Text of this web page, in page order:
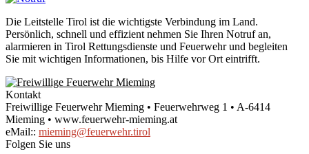
Die Leitstelle Tirol ist die wichtigste Verbindung im Land.
Persönlich, schnell und effizient nehmen Sie Ihren Notruf an,
alarmieren in Tirol Rettungsdienste und Feuerwehr und begleiten
Sie mit wichtigen Informationen, bis Hilfe vor Ort eintrifft.
Kontakt
Freiwillige Feuerwehr Mieming • Feuerwehrweg 1 • A-6414
Mieming • www.feuerwehr-mieming.at
eMail:: mieming@feuerwehr.tirol
Folgen Sie uns